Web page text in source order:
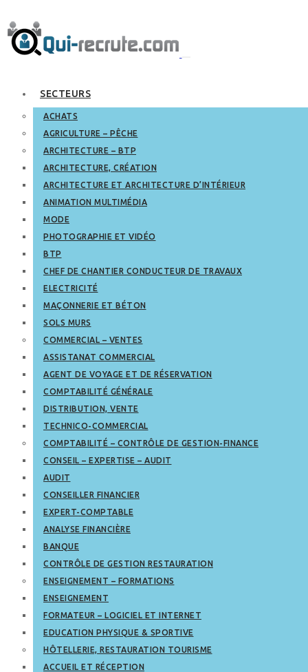
SECTEURS
ACHATS
AGRICULTURE – PÊCHE
ARCHITECTURE – BTP
ARCHITECTURE, CRÉATION
ARCHITECTURE ET ARCHITECTURE D’INTÉRIEUR
ANIMATION MULTIMÉDIA
MODE
PHOTOGRAPHIE ET VIDÉO
BTP
CHEF DE CHANTIER CONDUCTEUR DE TRAVAUX
ELECTRICITÉ
MAÇONNERIE ET BÉTON
SOLS MURS
COMMERCIAL – VENTES
ASSISTANAT COMMERCIAL
AGENT DE VOYAGE ET DE RÉSERVATION
COMPTABILITÉ GÉNÉRALE
DISTRIBUTION, VENTE
TECHNICO-COMMERCIAL
COMPTABILITÉ – CONTRÔLE DE GESTION-FINANCE
CONSEIL – EXPERTISE – AUDIT
AUDIT
CONSEILLER FINANCIER
EXPERT-COMPTABLE
ANALYSE FINANCIÈRE
BANQUE
CONTRÔLE DE GESTION RESTAURATION
ENSEIGNEMENT – FORMATIONS
ENSEIGNEMENT
FORMATEUR – LOGICIEL ET INTERNET
EDUCATION PHYSIQUE & SPORTIVE
HÔTELLERIE, RESTAURATION TOURISME
ACCUEIL ET RÉCEPTION